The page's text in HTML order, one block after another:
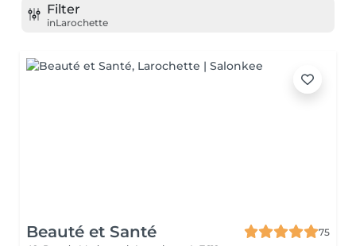
Filter
inLarochette
Beauté et Santé
75